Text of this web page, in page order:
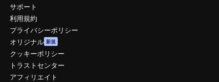
サポート
利用規約
プライバシーポリシー
オリジナル 新規
クッキーポリシー
トラストセンター
アフィリエイト